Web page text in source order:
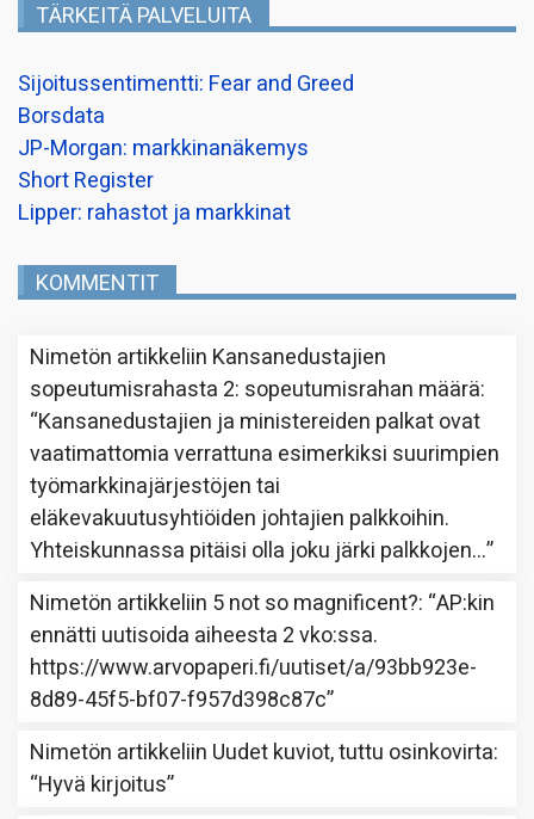
TÄRKEITÄ PALVELUITA
Sijoitussentimentti: Fear and Greed
Borsdata
JP-Morgan: markkinanäkemys
Short Register
Lipper: rahastot ja markkinat
KOMMENTIT
Nimetön artikkeliin Kansanedustajien
sopeutumisrahasta 2: sopeutumisrahan määrä:
“Kansanedustajien ja ministereiden palkat ovat
vaatimattomia verrattuna esimerkiksi suurimpien
työmarkkinajärjestöjen tai
eläkevakuutusyhtiöiden johtajien palkkoihin.
Yhteiskunnassa pitäisi olla joku järki palkkojen…”
Nimetön artikkeliin 5 not so magnificent?: “AP:kin
ennätti uutisoida aiheesta 2 vko:ssa.
https://www.arvopaperi.fi/uutiset/a/93bb923e-
8d89-45f5-bf07-f957d398c87c”
Nimetön artikkeliin Uudet kuviot, tuttu osinkovirta:
“Hyvä kirjoitus”